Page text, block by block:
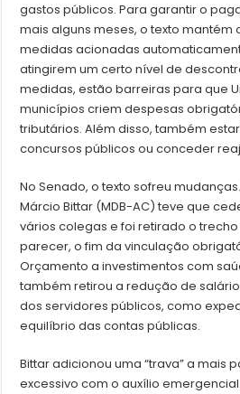
gastos públicos. Para garantir o
mais alguns meses, o texto mantém
medidas acionadas
atingirem um certo nível de
medidas, estão barreiras para que
municípios criem despesas
tributários. Além disso, também
concursos públicos ou conceder
No Senado, o texto sofreu
Márcio Bittar (MDB-AC) teve que
vários colegas e foi retirado o
parecer, o fim da vinculação
Orçamento a investimentos com
também retirou a redução de
dos servidores públicos, como
equilíbrio das contas públicas.
Bittar adicionou uma “trava” a mais
excessivo com o auxílio